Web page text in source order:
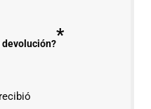
devolución?*